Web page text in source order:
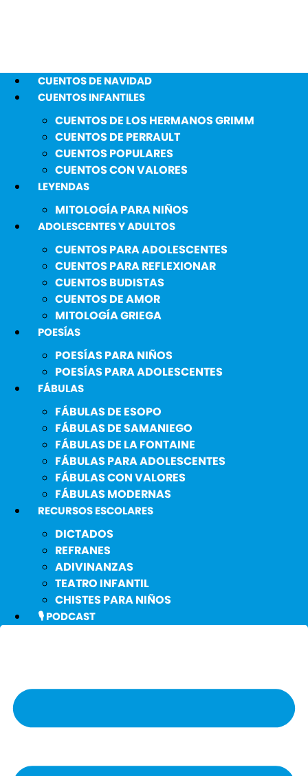
CUENTOS DE NAVIDAD
CUENTOS INFANTILES
CUENTOS DE LOS HERMANOS GRIMM
CUENTOS DE PERRAULT
CUENTOS POPULARES
CUENTOS CON VALORES
LEYENDAS
MITOLOGÍA PARA NIÑOS
ADOLESCENTES Y ADULTOS
CUENTOS PARA ADOLESCENTES
CUENTOS PARA REFLEXIONAR
CUENTOS BUDISTAS
CUENTOS DE AMOR
MITOLOGÍA GRIEGA
POESÍAS
POESÍAS PARA NIÑOS
POESÍAS PARA ADOLESCENTES
FÁBULAS
FÁBULAS DE ESOPO
FÁBULAS DE SAMANIEGO
FÁBULAS DE LA FONTAINE
FÁBULAS PARA ADOLESCENTES
FÁBULAS CON VALORES
FÁBULAS MODERNAS
RECURSOS ESCOLARES
DICTADOS
REFRANES
ADIVINANZAS
TEATRO INFANTIL
CHISTES PARA NIÑOS
🎙️ PODCAST